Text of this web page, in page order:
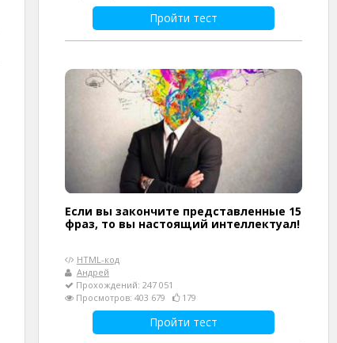
Пройти тест
Если вы закончите представленные 15
фраз, то вы настоящий интеллектуал!
HTML-код
Андрей
Прохождений: 247 051
Просмотров: 403 679
179
Пройти тест